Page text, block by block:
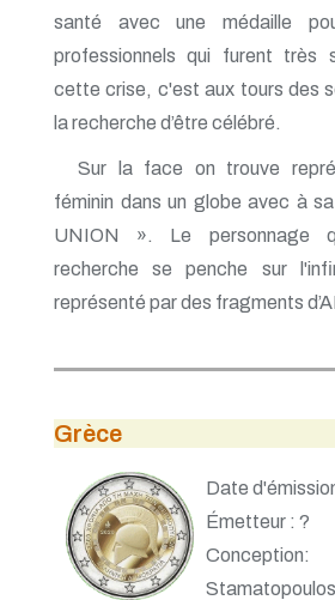
santé avec une médaille
professionnels qui furent très
cette crise, c'est aux tours des
la recherche d’être célébré.
Sur la face on trouve
féminin dans un globe avec à
UNION ». Le personnage
recherche se penche sur
représenté par des fragments
Grèce
Date
Émetteur : ?